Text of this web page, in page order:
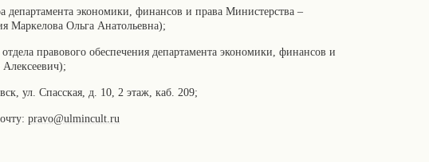
департамента экономики, финансов и права Министерства –
Маркелова Ольга Анатольевна);
правового обеспечения департамента экономики, финансов и
ул. Спасская, д. 10, 2 этаж, каб. 209;
pravo@ulmincult.ru